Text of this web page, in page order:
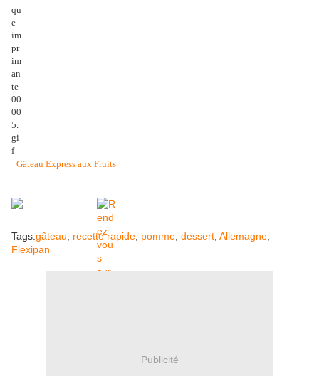
Gâteau Express aux Fruits
Tags:gâteau recette rapide pomme dessert Allemagne
Flexipan
Publicité